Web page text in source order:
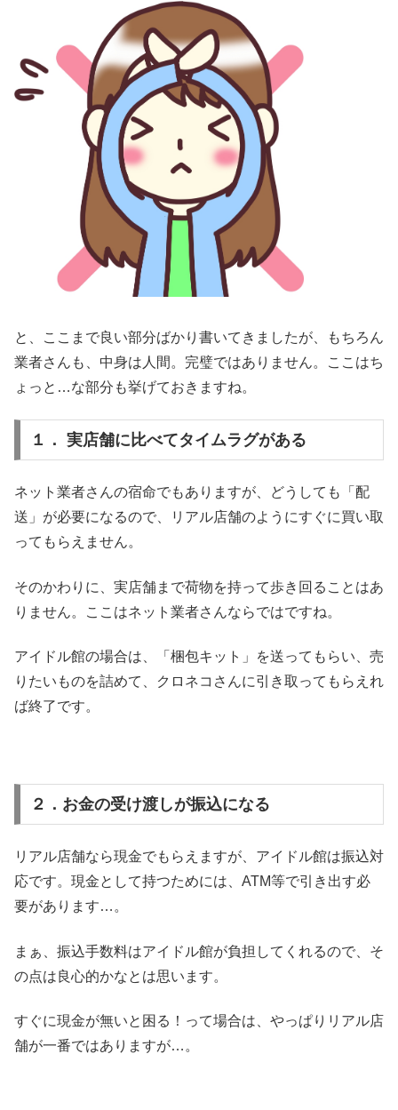
と、ここまで良い部分ばかり書いてきましたが、もちろん
業者さんも、中身は人間。完璧ではありません。ここはち
ょっと…な部分も挙げておきますね。
１． 実店舗に比べてタイムラグがある
ネット業者さんの宿命でもありますが、どうしても「配
送」が必要になるので、リアル店舗のようにすぐに買い取
ってもらえません。
そのかわりに、実店舗まで荷物を持って歩き回ることはあ
りません。ここはネット業者さんならではですね。
アイドル館の場合は、「梱包キット」を送ってもらい、売
りたいものを詰めて、クロネコさんに引き取ってもらえれ
ば終了です。
２．お金の受け渡しが振込になる
リアル店舗なら現金でもらえますが、アイドル館は振込対
応です。現金として持つためには、ATM等で引き出す必
要があります…。
まぁ、振込手数料はアイドル館が負担してくれるので、そ
の点は良心的かなとは思います。
すぐに現金が無いと困る！って場合は、やっぱりリアル店
舗が一番ではありますが…。